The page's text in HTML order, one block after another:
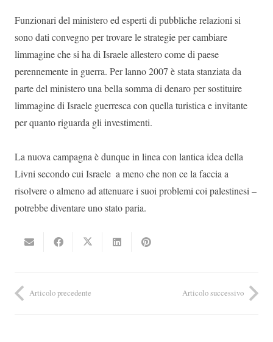
Funzionari del ministero ed esperti di pubbliche relazioni si
sono dati convegno per trovare le strategie per cambiare
limmagine che si ha di Israele allestero come di paese
perennemente in guerra. Per lanno 2007 è stata stanziata da
parte del ministero una bella somma di denaro per sostituire
limmagine di Israele guerresca con quella turistica e invitante
per quanto riguarda gli investimenti.
La nuova campagna è dunque in linea con lantica idea della
Livni secondo cui Israele  a meno che non ce la faccia a
risolvere o almeno ad attenuare i suoi problemi coi palestinesi –
potrebbe diventare uno stato paria.
Articolo precedente Articolo successivo